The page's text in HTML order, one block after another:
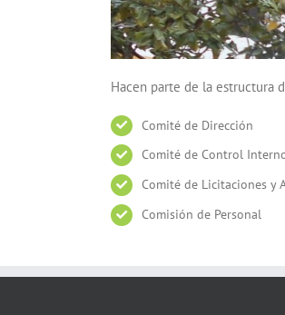
Hacen parte de la estructura
Comité de Dirección
Comité de Control
Comité de Licitaciones y
Comisión de Personal